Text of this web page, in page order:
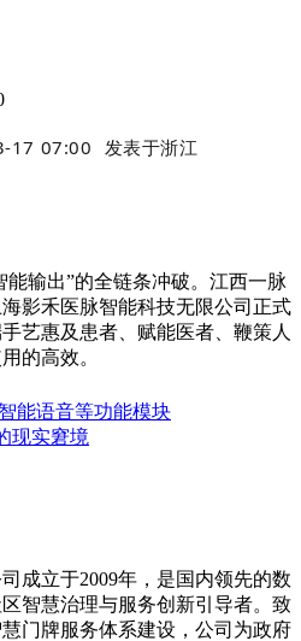
17 07:00 发表于浙江
输出”的全链条冲破。江西一脉
影禾医脉智能科技无限公司正式
艺惠及患者、赋能医者、鞭策人
的高效。
能语音等功能模块
现实窘境
成立于2009年，是国内领先的数
智慧治理与服务创新引导者。致
门牌服务体系建设，公司为政府